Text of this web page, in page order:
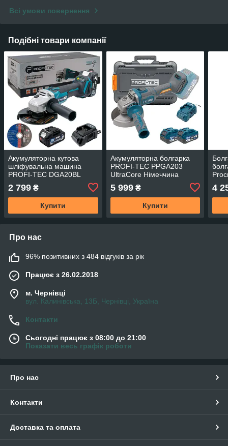
Всі умови повернення
Подібні товари компанії
Акумуляторна кутова
шліфувальна машина
PROFI-TEC DGA20BL
POWERLine (1×PT2040MP
(4.0 Аг), зарядний
пристрій)
2 799 ₴
Купити
Акумуляторна болгарка
PROFI-TEC PPGA203
UltraCore Німеччина
5 999₴
Купити
4
Про нас
96% позитивних з 484 відгуків за рік
Працює з 26.02.2018
м. Чернівці
вул. Калинівська, 13Б, Чернівці, Україна
Контакти
Сьогодні працює з 08:00 до 21:00
Показати весь графік роботи
Про нас
Контакти
Доставка та оплата